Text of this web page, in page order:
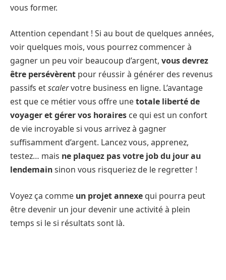
vous former.
Attention cependant ! Si au bout de quelques années,
voir quelques mois, vous pourrez commencer à
gagner un peu voir beaucoup d’argent, vous devrez
être persévèrent pour réussir à générer des revenus
passifs etscalervotre business en ligne. L’avantage
est que ce métier vous offre unetotale liberté de
voyager et gérer vos horaires ce qui est un confort
de vie incroyable si vous arrivez à gagner
suffisamment d’argent. Lancez vous, apprenez,
testez… mais ne plaquez pas votre job du jour au
lendemainsinon vous risqueriez de le regretter !
Voyez ça comme un projet annexe qui pourra peut
être devenir un jour devenir une activité à plein
temps si le si résultats sont là.